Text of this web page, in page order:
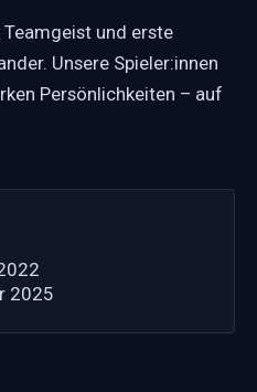
und erste
Unsere Spieler:innen
Persönlichkeiten – auf
2025